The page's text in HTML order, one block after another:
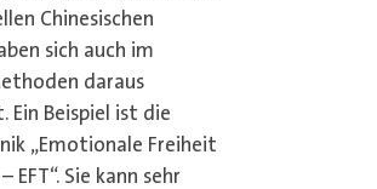
Chinesischen
sich auch im
daraus
Ein Beispiel ist die
„Emotionale Freiheit
EFT“. Sie kann sehr